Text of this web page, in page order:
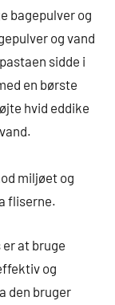
bagepulver og
og vand
sidde i
en børste
hvid eddike
miljøet og
fliserne.
at bruge
og
den bruger